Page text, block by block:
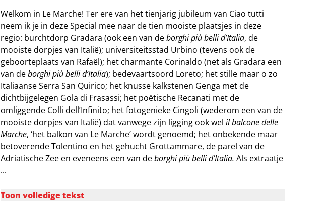
Welkom in Le Marche! Ter ere van het tienjarig jubileum van Ciao tutti
neem ik je in deze Special mee naar de tien mooiste plaatsjes in deze
regio: burchtdorp Gradara (ook een van deborghi più belli d’Italia, de
mooiste dorpjes van Italië); universiteitsstad Urbino (tevens ook de
geboorteplaats van Rafaël); het charmante Corinaldo (net als Gradara een
van deborghi più belli d’Italia); bedevaartsoord Loreto; het stille maar o zo
Italiaanse Serra San Quirico; het knusse kalkstenen Genga met de
dichtbijgelegen Gola di Frasassi; het poëtische Recanati met de
omliggende Colli dell’Infinito; het fotogenieke Cingoli (wederom een van de
mooiste dorpjes van Italië) dat vanwege zijn ligging ook wel il balcone delle
Marche, ‘het balkon van Le Marche’ wordt genoemd; het onbekende maar
betoverende Tolentino en het gehucht Grottammare, de parel van de
Adriatische Zee en eveneens een van deborghi più belli d’Italia. Als extraatje
...
Toon volledige tekst
Special
De
10
mooiste
plaatsjes
in
Le
Marche
aantal